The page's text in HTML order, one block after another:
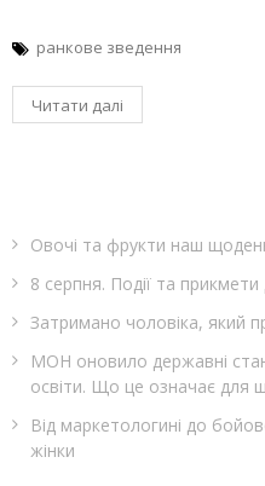
ранкове зведення
Читати далі
Овочі та фрукти наш
8 серпня. Події та прикмети
Затримано чоловіка, який
МОН оновило державні
освіти. Що це означає для
Від маркетологині до
жінки